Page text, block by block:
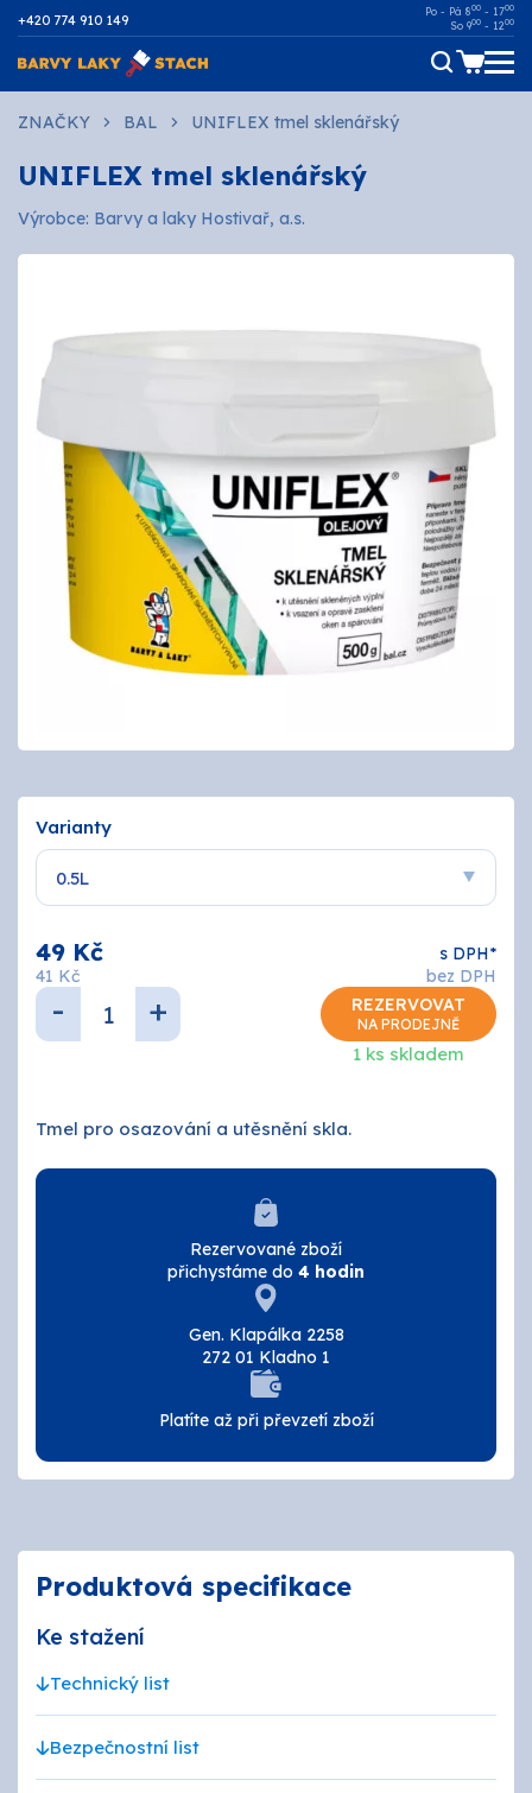
+420 774 910 149
Po - Pá 800 - 1700
So 900 - 1200
Dřevo
Kov
Malířské
Ostatní povrchy
SPREJE
Technické kapaliny
Tmely a lepidla
Štětce, válečky, nářadí
Omítky a zatepení
OSMO
Kamenná prodejna
Vzorníky
Postupy a návody
Kontakty
ZNAČKY BAL UNIFLEX tmel sklenářský
UNIFLEX tmel sklenářský
Výrobce: Barvy a laky Hostivař, a.s.
Tmel pro osazování a utěsnění skla.
Varianty
49 Kč
s DPH*
41 Kč
bez DPH
- + REZERVOVAT
NA PRODEJNĚ
1 ks skladem
Rezervované zboží
přichystáme do 4 hodin
Gen. Klapálka 2258
272 01 Kladno 1
Platíte až při převzetí zboží
Produktová specifikace
Ke stažení
Technický list
Bezpečnostní list